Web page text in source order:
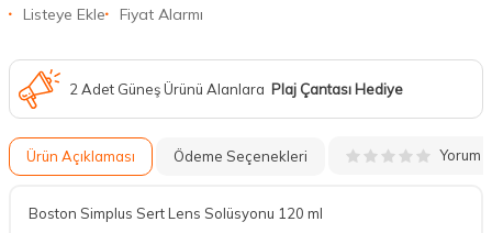
Listeye Ekle Fiyat Alarmı
2 Adet Güneş Ürünü Alanlara Plaj Çantası Hediye
Ürün Açıklaması Ödeme Seçenekleri Yorum
Boston Simplus Sert Lens Solüsyonu 120 ml